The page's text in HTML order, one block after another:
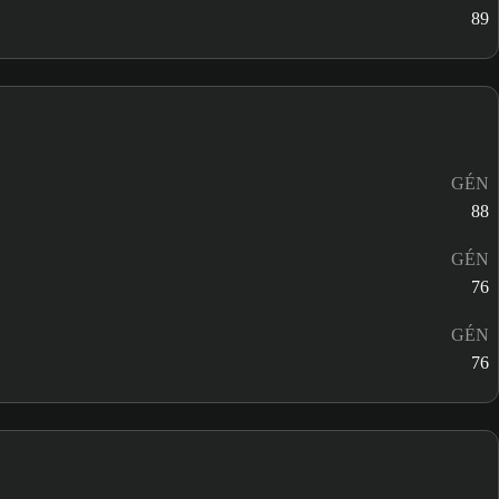
89
GÉN
88
GÉN
76
GÉN
76